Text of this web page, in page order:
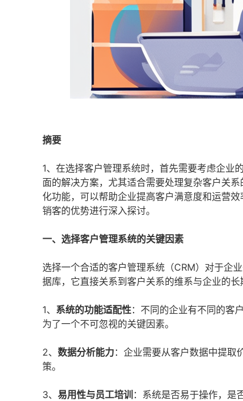
摘要
1、在选择客户管理系统时，首先需要考虑企业
面的解决方案，尤其适合需要处理复杂客户关
化功能，可以帮助企业提高客户满意度和运营
销客的优势进行深入探讨。
一、选择客户管理系统的关键因素
选择一个合适的客户管理系统（CRM）对于企
据库，它直接关系到客户关系的维系与企业的
1、 系统的功能适配性：不同的企业有不同的客
为了一个不可忽视的关键因素。
2、 数据分析能力：企业需要从客户数据中提取
策。
3、 易用性与员工培训 ：系统是否易于操作，是